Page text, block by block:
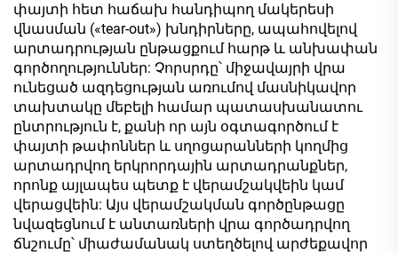
փայտի հետ հաճախ հանդիպող մակերեսի
վնասման («tear-out») խնդիրները, ապահովելով
արտադրության ընթացքում հարթ և անխափան
գործողություններ: Չորսրդը՝ միջավայրի վրա
ունեցած ազդեցության առումով մասնիկավոր
տախտակը մեբելի համար պատասխանատու
ընտրություն է, քանի որ այն օգտագործում է
փայտի թափոններ և սղոցարանների կողմից
արտադրվող երկրորդային արտադրանքներ,
որոնք այլապես պետք է վերամշակվեին կամ
վերացվեին: Այս վերամշակման գործընթացը
նվազեցնում է անտառների վրա գործադրվող
ճնշումը՝ միաժամանակ ստեղծելով արժեքավոր